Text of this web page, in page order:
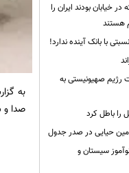
به
صدا و
خیابان بودند ایران را
هستند
با بانک آینده ندارد!
صهیونیستی به
را باطل کرد
حیایی در صدر جدول
سیستان و